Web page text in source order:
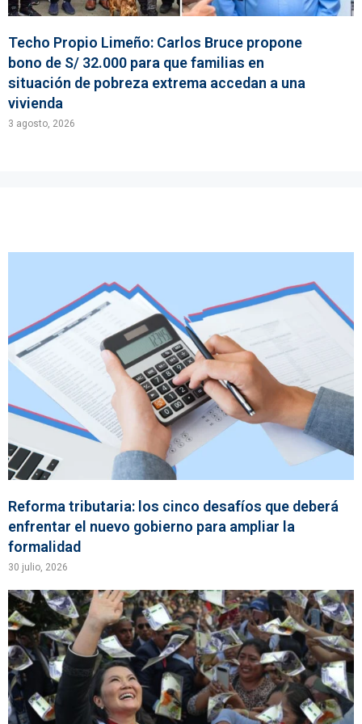
Techo Propio Limeño: Carlos Bruce propone
bono de S/ 32.000 para que familias en
situación de pobreza extrema accedan a una
vivienda
3 agosto, 2026
Reforma tributaria: los cinco desafíos que deberá
enfrentar el nuevo gobierno para ampliar la
formalidad
30 julio, 2026